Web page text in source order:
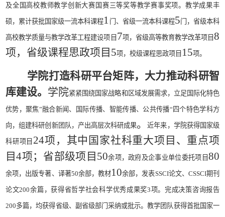
及全国高校教师教学创新大赛国赛三等奖等教学赛事奖项。教学成果丰
硕，累计获批国家级一流本科课程1 门、省级一流本科课程5门，省级本科
高校教学质量与教学改革工程建设项目 7项，省级高等教育教学改革项目 8
项，省级课程思政项目 5项，校级课程思政项目 15项。
学院打造科研平台矩阵，大力推动科研智
库建设。 学院紧紧围绕国家战略和区域发展需求，立足国际化特色
优势，聚焦”融合新闻、国际传播、智能传播、公共传播“ 四个特色学科方
向，组建科研创新团队，产出高层次科研成果。近年来，学院获得国家级
科研项目 24项，其中国家社科重大项目、重点项
目4项；省部级项目 50余项，政府及企事业单位委托项目 80
余项，出版专著、译著50余部，教材10余部，发表SSCI论文、 CSSCI期刊
论文200余篇，获得省哲学社会科学优秀成果奖3项。完成决策咨询报告
200多篇，均获得省级、副省级部门采纳或批示。教学团队获得首批国家一